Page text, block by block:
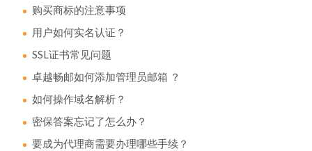
购买商标的注意事项
用户如何实名认证？
SSL证书常见问题
卓越畅邮如何添加管理员邮箱 ？
如何操作域名解析？
密保答案忘记了怎么办？
要成为代理商需要办理哪些手续？